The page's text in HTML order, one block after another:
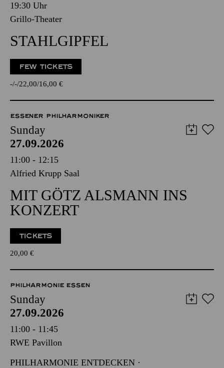
19:30 Uhr
Grillo-Theater
STAHLGIPFEL
FEW TICKETS
- - 22,00 16,00 €
ESSENER PHILHARMONIKER
Sunday
27.09.2026
11:00 - 12:15
Alfried Krupp Saal
MIT GÖTZ ALSMANN INS
KONZERT
TICKETS
20,00 €
PHILHARMONIE ESSEN
Sunday
27.09.2026
11:00 - 11:45
RWE Pavillon
PHILHARMONIE ENTDECKEN ·